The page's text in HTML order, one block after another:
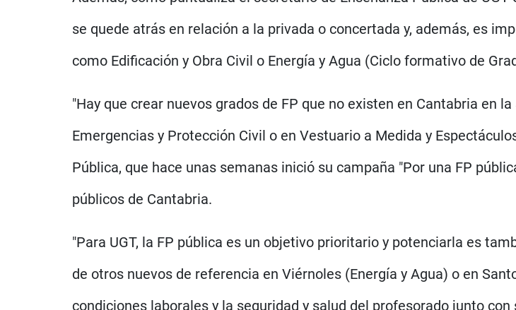
se quede atrás en relación a la privada o concertada y, además, es
como Edificación y Obra Civil o Energía y Agua (Ciclo formativo de
"Hay que crear nuevos grados de FP que no existen en Cantabria en
Emergencias y Protección Civil o en Vestuario a Medida y
Pública, que hace unas semanas inició su campaña "Por una FP
públicos de Cantabria.
"Para UGT, la FP pública es un objetivo prioritario y potenciarla es
de otros nuevos de referencia en Viérnoles (Energía y Agua) o en
condiciones laborales y la seguridad y salud del profesorado junto